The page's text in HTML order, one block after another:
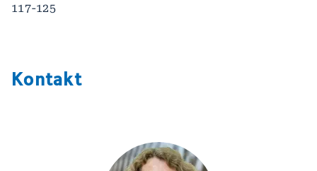
117-125
Kontakt